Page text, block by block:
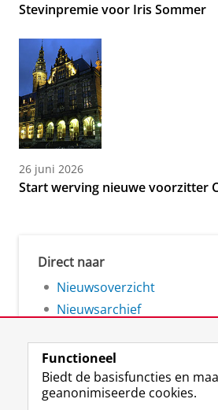
Stevinpremie voor Iris Sommer
26 juni 2026
Start werving nieuwe voorzitter
Direct naar
Nieuwsoverzicht
Nieuwsarchief
Functioneel
Biedt de basisfuncties en
geanonimiseerde cookies.